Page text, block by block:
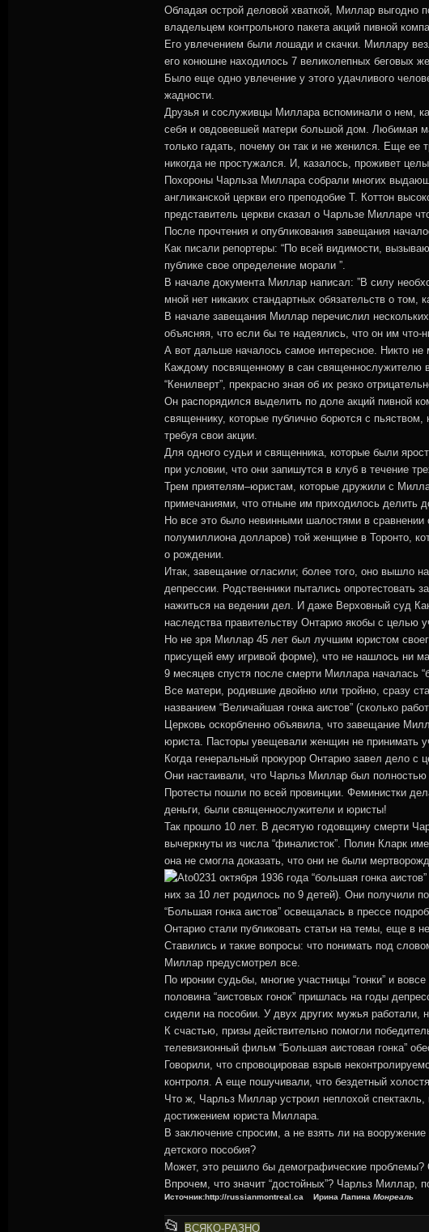
Обладая острой деловой хваткой, Миллар выгодно
владельцем контрольного пакета акций пивной
Его увлечением были лошади и скачки. Миллару
его конюшне находилось 7 великолепных беговых
Было еще одно увлечение у этого удачливого
жадности.
Друзья и сослуживцы Миллара вспоминали о нем,
себя и овдовевшей матери большой дом. Любимая
только гадать, почему он так и не женился. Еще
никогда не простужался. И, казалось, проживет
Похороны Чарльза Миллара собрали многих
англиканской церкви его преподобие Т. Коттон
представитель церкви сказал о Чарльзе Милларе
После прочтения и опубликования завещания
Как писали репортеры: “По всей видимости,
публике свое определение морали ”.
В начале документа Миллар написал: ”В силу
мной нет никаких стандартных обязательств о том,
В начале завещания Миллар перечислил
объясняя, что если бы те надеялись, что он им что-
А вот дальше началось самое интересное. Никто не
Каждому посвященному в сан священнослужителю
“Кенилверт”, прекрасно зная об их резко
Он распорядился выделить по доле акций пивной
священнику, которые публично борются с
требуя свои акции.
Для одного судьи и священника, которые были
при условии, что они запишутся в клуб в течение
Трем приятелям–юристам, которые дружили с
примечаниями, что отныне им приходилось делить
Но все это было невинными шалостями в
полумиллиона долларов) той женщине в Торонто,
о рождении.
Итак, завещание огласили; более того, оно вышло
депрессии. Родственники пытались опротестовать
нажиться на ведении дел. И даже Верховный суд
наследства правительству Онтарио якобы с целью
Но не зря Миллар 45 лет был лучшим юристом
присущей ему игривой форме), что не нашлось ни
9 месяцев спустя после смерти Миллара началась
Все матери, родившие двойню или тройню, сразу
названием “Величайшая гонка аистов” (сколько
Церковь оскорбленно объявила, что завещание
юриста. Пасторы увещевали женщин не принимать
Когда генеральный прокурор Онтарио завел дело
Они настаивали, что Чарльз Миллар был
Протесты пошли по всей провинции. Феминистки
деньги, были священнослужители и юристы!
Так прошло 10 лет. В десятую годовщину смерти
вычеркнуты из числа “финалисток”. Полин Кларк
она не смогла доказать, что они не были
31 октября 1936 года “большая гонка
них за 10 лет родилось по 9 детей). Они получили
“Большая гонка аистов” освещалась в прессе
Онтарио стали публиковать статьи на темы, еще в
Ставились и такие вопросы: что понимать под
Миллар предусмотрел все.
По иронии судьбы, многие участницы “гонки” и
половина “аистовых гонок” пришлась на годы
сидели на пособии. У двух других мужья работали,
К счастью, призы действительно помогли
телевизионный фильм “Большая аистовая гонка”
Говорили, что спровоцировав взрыв
контроля. А еще пошучивали, что бездетный
Что ж, Чарльз Миллар устроил неплохой
достижением юриста Миллара.
В заключение спросим, а не взять ли на
детского пособия?
Может, это решило бы демографические проблемы?
Впрочем, что значит “достойных”? Чарльз
Источник:http://russianmontreal.ca Ирина Лапина Монреаль
📂 This
ВСЯКО-РАЗНО